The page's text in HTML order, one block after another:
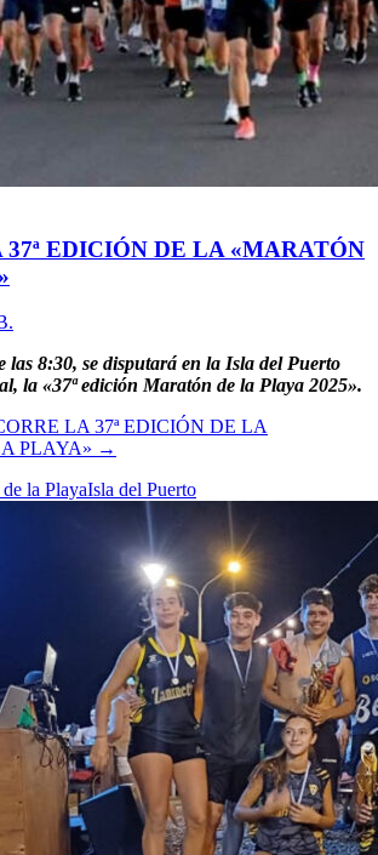
37ª EDICIÓN DE LA «MARATÓN
las 8:30, se disputará en la Isla del Puerto
la «37ª edición Maratón de la Playa 2025».
LA 37ª EDICIÓN DE LA
PLAYA» →
la PlayaIsla del Puerto